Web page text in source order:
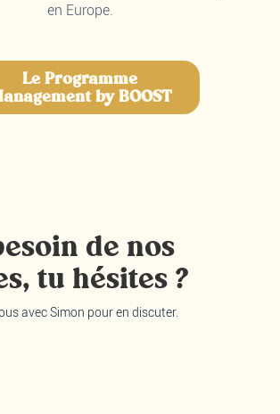
en Europe.
Le Programme
by BOOST
de nos
tu hésites ?
avec Simon pour en discuter.